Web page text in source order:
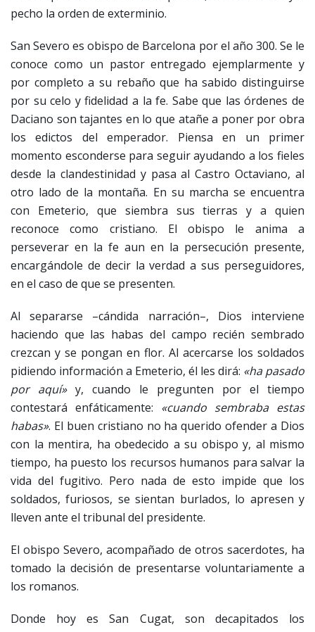
pecho la orden de exterminio.
San Severo es obispo de Barcelona por el año 300. Se le
conoce como un pastor entregado ejemplarmente y
por completo a su rebaño que ha sabido distinguirse
por su celo y fidelidad a la fe. Sabe que las órdenes de
Daciano son tajantes en lo que atañe a poner por obra
los edictos del emperador. Piensa en un primer
momento esconderse para seguir ayudando a los fieles
desde la clandestinidad y pasa al Castro Octaviano, al
otro lado de la montaña. En su marcha se encuentra
con Emeterio, que siembra sus tierras y a quien
reconoce como cristiano. El obispo le anima a
perseverar en la fe aun en la persecución presente,
encargándole de decir la verdad a sus perseguidores,
en el caso de que se presenten.
Al separarse –cándida narración–, Dios interviene
haciendo que las habas del campo recién sembrado
crezcan y se pongan en flor. Al acercarse los soldados
pidiendo información a Emeterio, él les dirá: «ha pasado
por aquí»y, cuando le pregunten por el tiempo
contestará enfáticamente: «cuando sembraba estas
habas». El buen cristiano no ha querido ofender a Dios
con la mentira, ha obedecido a su obispo y, al mismo
tiempo, ha puesto los recursos humanos para salvar la
vida del fugitivo. Pero nada de esto impide que los
soldados, furiosos, se sientan burlados, lo apresen y
lleven ante el tribunal del presidente.
El obispo Severo, acompañado de otros sacerdotes, ha
tomado la decisión de presentarse voluntariamente a
los romanos.
Donde hoy es San Cugat, son decapitados los